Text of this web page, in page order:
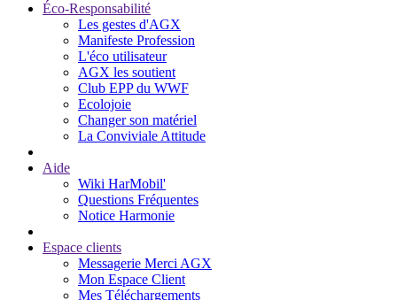
Éco-Responsabilité
Les gestes d'AGX
Manifeste Profession
L'éco utilisateur
AGX les soutient
Club EPP du WWF
Ecolojoie
Changer son matériel
La Conviviale Attitude
Aide
Wiki HarMobil'
Questions Fréquentes
Notice Harmonie
Espace clients
Messagerie Merci AGX
Mon Espace Client
Mes Téléchargements